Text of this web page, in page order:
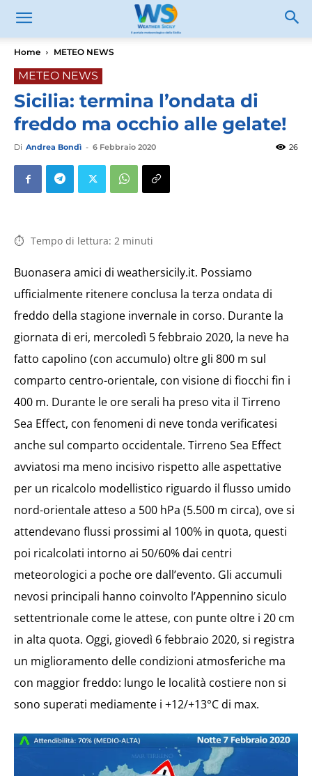
Home METEO NEWS
METEO NEWS
Sicilia: termina l’ondata di
freddo ma occhio alle gelate!
Di Andrea Bondì - 6 Febbraio 2020 26
Tempo di lettura: 2 minuti
Buonasera amici di weathersicily.it. Possiamo
ufficialmente ritenere conclusa la terza ondata di
freddo della stagione invernale in corso. Durante la
giornata di eri, mercoledì 5 febbraio 2020, la neve ha
fatto capolino (con accumulo) oltre gli 800 m sul
comparto centro-orientale, con visione di fiocchi fin i
400 m. Durante le ore serali ha preso vita il Tirreno
Sea Effect, con fenomeni di neve tonda verificatesi
anche sul comparto occidentale. Tirreno Sea Effect
avviatosi ma meno incisivo rispetto alle aspettative
per un ricalcolo modellistico riguardo il flusso umido
nord-orientale atteso a 500 hPa (5.500 m circa), ove si
attendevano flussi prossimi al 100% in quota, questi
poi ricalcolati intorno ai 50/60% dai centri
meteorologici a poche ore dall’evento. Gli accumuli
nevosi principali hanno coinvolto l’Appennino siculo
settentrionale come le attese, con punte oltre i 20 cm
in alta quota. Oggi, giovedì 6 febbraio 2020, si registra
un miglioramento delle condizioni atmosferiche ma
con maggior freddo: lungo le località costiere non si
sono superati mediamente i +12/+13°C di max.